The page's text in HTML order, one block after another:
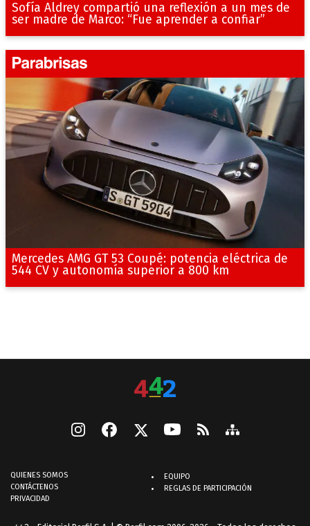
Sofía Aldrey compartió una reflexión a un mes de
ser madre de Marco: “Fue aprender a confiar”
Mercedes AMG GT 53 Coupé: potencia eléctrica de
544 CV y autonomía superior a 800 km
QUIENES SOMOS
CONTÁCTENOS
PRIVACIDAD
EQUIPO
REGLAS DE PARTICIPACIÓN